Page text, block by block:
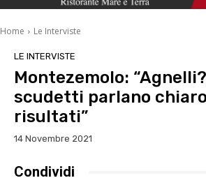
Home Le Interviste
LE INTERVISTE
Montezemolo:
scudetti parlano
risultati”
14 Novembre 2021
Condividi